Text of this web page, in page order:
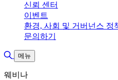
신뢰 센터
이벤트
환경, 사회 및 거버넌스 정
문의하기
검색 토글
메뉴
웨비나